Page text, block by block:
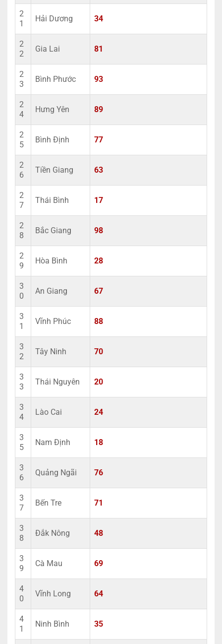
2
1
Hải Dương 34
2
2
Gia Lai 81
2
3
Bình Phước 93
2
4
Hưng Yên 89
2
5
Bình Định 77
2
6
Tiền Giang 63
2
7
Thái Bình 17
2
8
Bắc Giang 98
2
9
Hòa Bình 28
3
0
An Giang 67
3
1
Vĩnh Phúc 88
3
2
Tây Ninh 70
3
3
Thái Nguyên 20
3
4
Lào Cai 24
3
5
Nam Định 18
3
6
Quảng Ngãi 76
3
7
Bến Tre 71
3
8
Đắk Nông 48
3
9
Cà Mau 69
4
0
Vĩnh Long 64
4
1
Ninh Bình 35